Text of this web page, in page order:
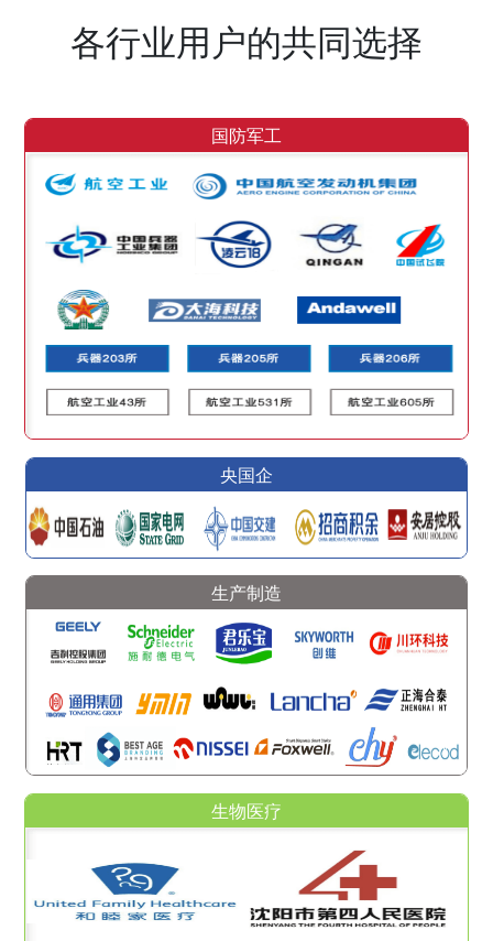
各行业用户的共同选择
国防军工
央国企
生产制造
生物医疗